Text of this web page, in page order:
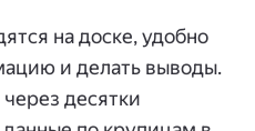
на доске, удобно
и делать выводы.
десятки